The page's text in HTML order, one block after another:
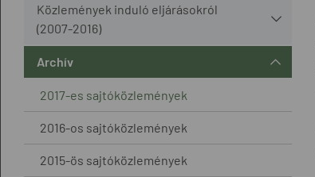
Közlemények induló eljárásokról
(2007-2016)
Archív
2017-es sajtóközlemények
2016-os sajtóközlemények
2015-ös sajtóközlemények